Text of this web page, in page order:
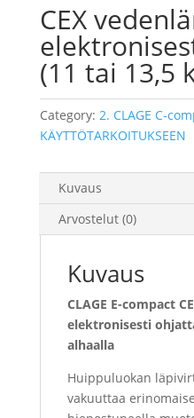
CEX
(11 tai 13,5
Category: 2. CLAGE C-
KÄYTTÖTARKOITUKSEEN
Kuvaus
Arvostelut (0)
Kuvaus
CLAGE E-compact
elektronisesti
alhaalla
Huippuluokan
vakuuttaa